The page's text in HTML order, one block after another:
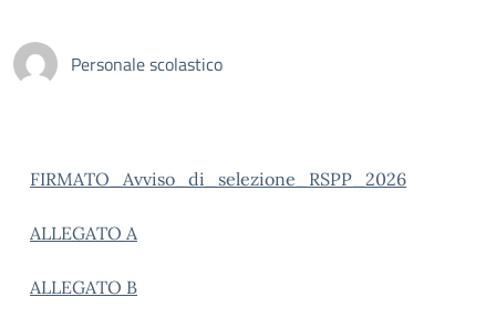
Personale scolastico
FIRMATO_Avviso_di_selezione_RSPP_2026
ALLEGATO A
ALLEGATO B